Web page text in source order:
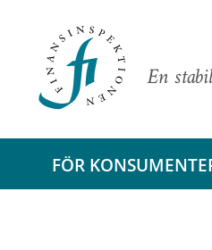
En
FÖR